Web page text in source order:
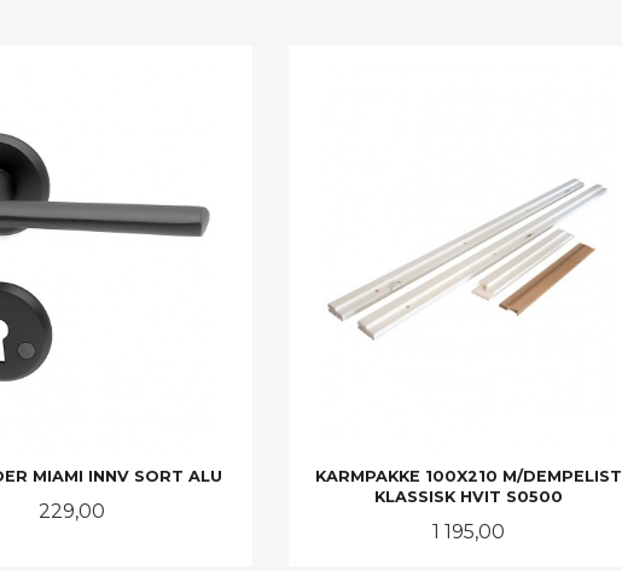
MIAMI INNV SORT ALU
Pris
229,00
KARMPAKKE 100X210 M/DEMPELIST
KLASSISK HVIT S0500
Pris
1 195,00